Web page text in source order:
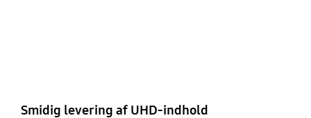
Smidig levering af UHD-indhold